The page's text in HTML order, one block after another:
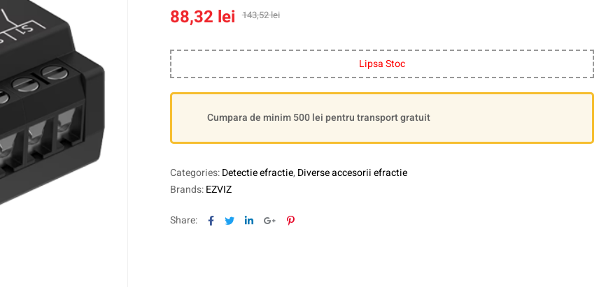
143,52lei
88,32 lei
Lipsa Stoc
Cumpara de minim 500 lei pentru transport gratuit
Categories:Detectie efractie, Diverse accesorii efractie
Brands:EZVIZ
Share: Facebook
TwitterLinkedinGoogle+Pinterest